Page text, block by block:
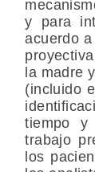
y para
acuerdo
la madre
(incluido
tiempo y
trabajo
los